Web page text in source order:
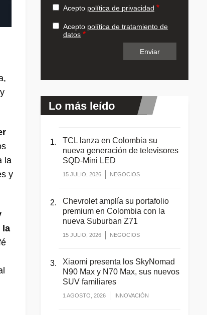
la
y
la
Acepto política de privacidad
Acepto política de tratamiento de
datos
Lo más leído
TCL lanza en Colombia su
nueva generación de televisores
SQD-Mini LED
15 JULIO, 2026 NEGOCIOS
Chevrolet amplía su portafolio
premium en Colombia con la
nueva Suburban Z71
15 JULIO, 2026 NEGOCIOS
Xiaomi presenta los SkyNomad
N90 Max y N70 Max, sus nuevos
SUV familiares
1 AGOSTO, 2026 INNOVACIÓN